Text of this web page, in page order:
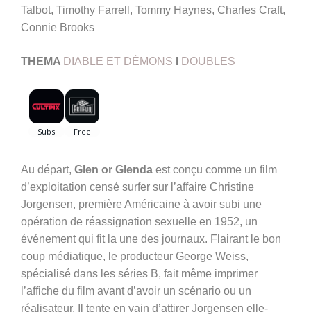
Talbot, Timothy Farrell, Tommy Haynes, Charles Craft,
Connie Brooks
THEMA DIABLE ET DÉMONS DOUBLES
Au départ, Glen or Glenda est conçu comme un film
d’exploitation censé surfer sur l’affaire Christine
Jorgensen, première Américaine à avoir subi une
opération de réassignation sexuelle en 1952, un
événement qui fit la une des journaux. Flairant le bon
coup médiatique, le producteur George Weiss,
spécialisé dans les séries B, fait même imprimer
l’affiche du film avant d’avoir un scénario ou un
réalisateur. Il tente en vain d’attirer Jorgensen elle-